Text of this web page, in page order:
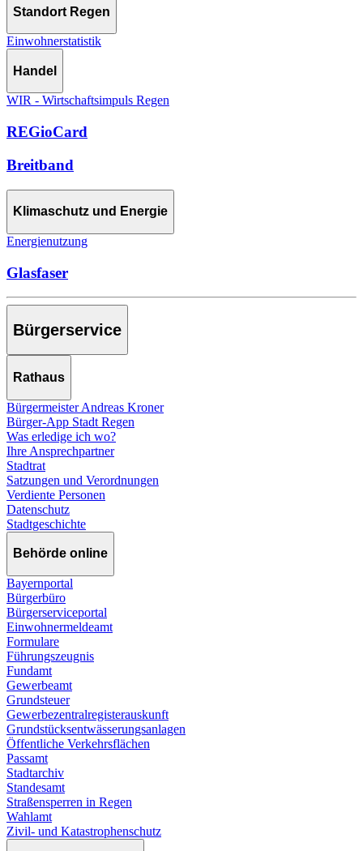
Standort Regen
Einwohnerstatistik
Handel
WIR - Wirtschaftsimpuls Regen
REGioCard
Breitband
Klimaschutz und Energie
Energienutzung
Glasfaser
Bürgerservice
Rathaus
Bürgermeister Andreas Kroner
Bürger-App Stadt Regen
Was erledige ich wo?
Ihre Ansprechpartner
Stadtrat
Satzungen und Verordnungen
Verdiente Personen
Datenschutz
Stadtgeschichte
Behörde online
Bayernportal
Bürgerbüro
Bürgerserviceportal
Einwohnermeldeamt
Formulare
Führungszeugnis
Fundamt
Gewerbeamt
Grundsteuer
Gewerbezentralregisterauskunft
Grundstücksentwässerungsanlagen
Öffentliche Verkehrsflächen
Passamt
Stadtarchiv
Standesamt
Straßensperren in Regen
Wahlamt
Zivil- und Katastrophenschutz